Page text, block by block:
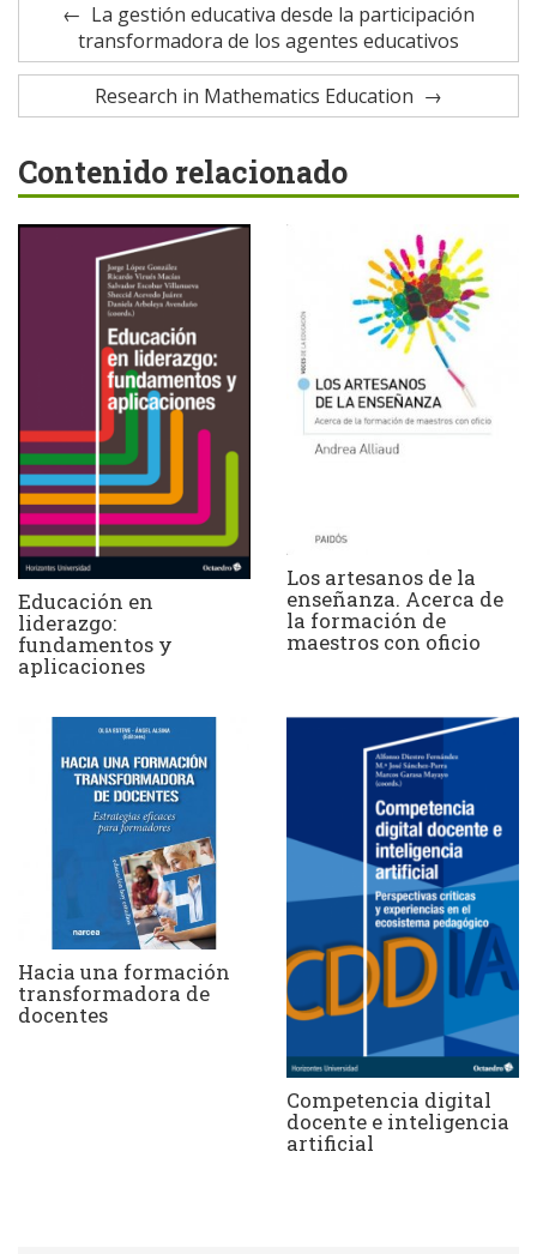
La gestión educativa desde la participación
transformadora de los agentes educativos
Research in Mathematics Education
Contenido relacionado
Educación en
liderazgo:
fundamentos y
aplicaciones
Los artesanos de la
enseñanza. Acerca de
la formación de
maestros con oficio
Hacia una formación
transformadora de
docentes
Competencia digital
docente e inteligencia
artificial